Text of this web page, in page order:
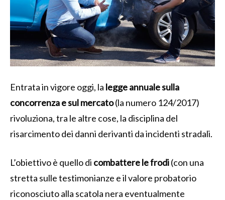
Entrata in vigore oggi, la legge annuale sulla
concorrenza e sul mercato(la numero 124/2017)
rivoluziona, tra le altre cose, la disciplina del
risarcimento dei danni derivanti da incidenti stradali.
L’obiettivo è quello di combattere le frodi(con una
stretta sulle testimonianze e il valore probatorio
riconosciuto alla scatola nera eventualmente